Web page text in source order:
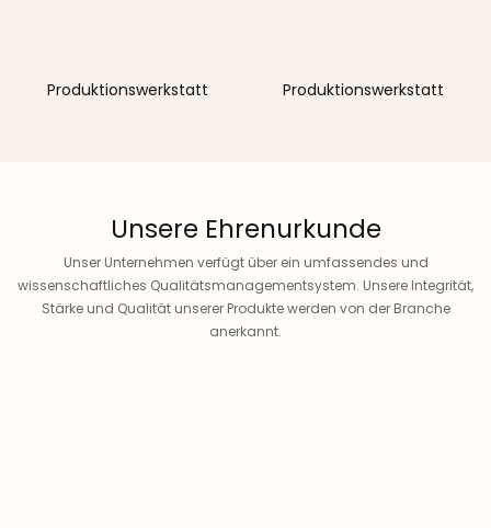
Produktionswerkstatt Produktionswerkstatt
Unsere Ehrenurkunde
Unser Unternehmen verfügt über ein umfassendes und
wissenschaftliches Qualitätsmanagementsystem. Unsere Integrität,
Stärke und Qualität unserer Produkte werden von der Branche
anerkannt.